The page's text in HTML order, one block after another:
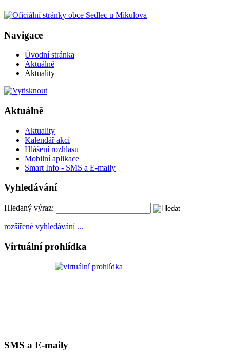
Navigace
Úvodní stránka
Aktuálně
Aktuality
Aktuálně
Aktuality
Kalendář akcí
Hlášení rozhlasu
Mobilní aplikace
Smart Info - SMS a E-maily
Vyhledávání
Hledaný výraz:
rozšířené vyhledávání ...
Virtuální prohlídka
SMS a E-maily